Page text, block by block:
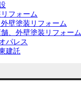
フォーム
壁塗装リフォーム
、外壁塗装リフォーム
パレス
建託